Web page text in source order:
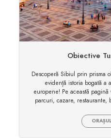
Obiective
Descoperă Sibiul prin prisma
evidență istoria bogată a
europene! Pe această
parcuri, cazare, restaurante,